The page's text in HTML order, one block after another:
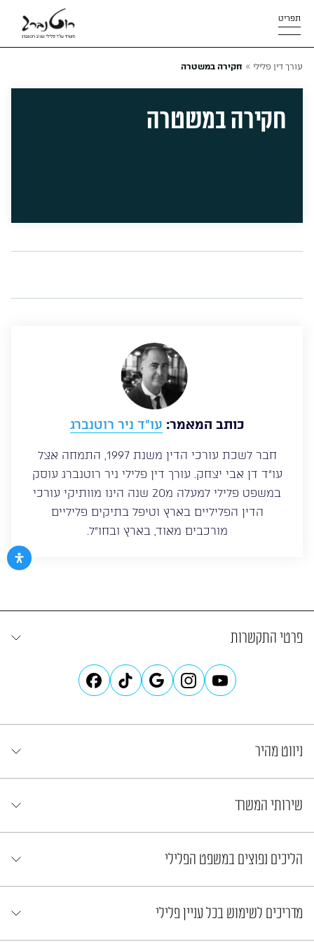
תפריט
עורך דין פלילי » חקירה במשטרה
חקירה במשטרה
כותב המאמר: עו”ד ניר רוטנברג
חבר לשכת עורכי הדין משנת 1997, התמחה אצל
עו”ד דן אבי יצחק. עורך דין פלילי ניר רוטנברג עוסק
במשפט פלילי למעלה מ20 שנה הינו מוותיקי עורכי
הדין הפליליים בארץ וטיפל בתיקים פליליים
מורכבים מאוד, בארץ ובחו”ל.
פרטי התקשרות
ניווט מהיר
שירותי המשרד
הליכים נפוצים במשפט הפלילי
מדריכים לשימוש בכל עניין פלילי